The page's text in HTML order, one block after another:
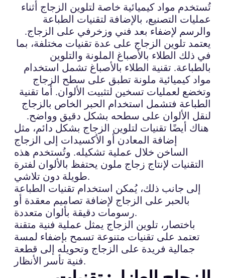
تُستخدم مواد كيميائية خاصة لتلوين الزجاج أثناء
عمليات التصنيع، بالإضافة لتقنيات الطباعة
والرسم لإضفاء بعد فني وزخرفي على الزجاج.
يعتمد تلوين الزجاج على عدة تقنيات مختلفة، بما
في ذلك الطلاء بالأصباغ الملونة والتلوين
بالطباعة. تقنية الطلاء بالأصباغ تشمل استخدام
مواد كيميائية ملونة تطبق على سطح الزجاج
وتخضع لعمليات تسخين لتثبيت الألوان. أما تقنية
الطباعة فتشمل استخدام الحبر الخاص بالزجاج
لنقل الألوان على سطحه بشكل دقيق وواضح.
هناك أيضًا تقنيات لتلوين الزجاج بشكل دائم، مثل
إضافة المعادن أو الأكسيدات إلى الزجاج
الساخن خلال عملية تشكيله. وتُستخدم هذه
التقنيات لإنتاج زجاج ملون يحتفظ بالألوان لفترة
طويلة دون تلاشي.
إلى جانب ذلك، يُمكن استخدام تقنيات الطباعة
بالحبر على الزجاج لإضافة تصاميم معقدة أو
رسومات دقيقة بألوان متعددة.
باختصار، تلوين الزجاج يمثل عملية فنية متقنة
تعتمد على تقنيات متنوعة تسمح بإضفاء لمسة
جمالية فريدة على الزجاج وتحويله إلى قطعة
فنية تأسر الأنظار.